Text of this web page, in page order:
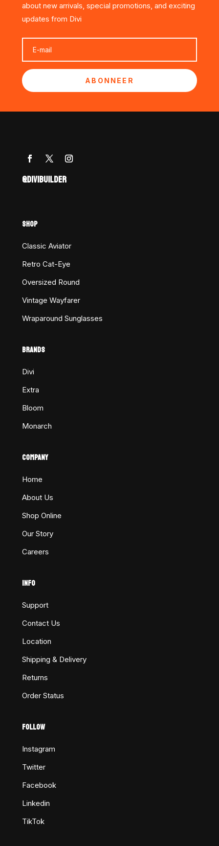
about new arrivals, special promotions, and exciting
updates from Divi
ABONNEER
@DIVIBUILDER
SHOP
Classic Aviator
Retro Cat-Eye
Oversized Round
Vintage Wayfarer
Wraparound Sunglasses
BRANDS
Divi
Extra
Bloom
Monarch
COMPANY
Home
About Us
Shop Online
Our Story
Careers
INFO
Support
Contact Us
Location
Shipping & Delivery
Returns
Order Status
FOLLOW
Instagram
Twitter
Facebook
Linkedin
TikTok